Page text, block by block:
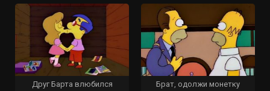
Друг Барта влюбился Брат, одолжи монетку